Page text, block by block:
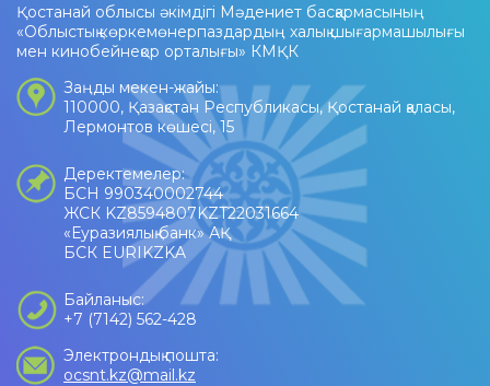
Қостанай облысы әкімдігі Мәдениет басқармасының
«Облыстық көркемөнерпаздардың халық шығармашылығы
мен кинобейнеқор орталығы» КМҚК
Заңды мекен-жайы:
110000, Қазақстан Республикасы, Қостанай қаласы,
Лермонтов көшесі, 15
Деректемелер:
БСН 990340002744
ЖСК KZ8594807KZT22031664
«Еуразиялық банк» АҚ
БСК EURIKZKA
Байланыс:
+7 (7142) 562-428
Электрондық пошта:
ocsnt.kz@mail.kz